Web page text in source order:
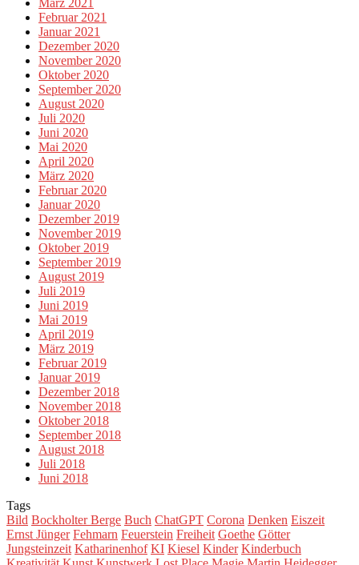
Februar 2021
Januar 2021
Dezember 2020
November 2020
Oktober 2020
September 2020
August 2020
Juli 2020
Juni 2020
Mai 2020
April 2020
März 2020
Februar 2020
Januar 2020
Dezember 2019
November 2019
Oktober 2019
September 2019
August 2019
Juli 2019
Juni 2019
Mai 2019
April 2019
März 2019
Februar 2019
Januar 2019
Dezember 2018
November 2018
Oktober 2018
September 2018
August 2018
Juli 2018
Juni 2018
Tags
Bild Bockholter Berge Buch ChatGPT Corona Denken Eiszeit
Ernst Jünger Fehmarn Feuerstein Freiheit Goethe Götter
Jungsteinzeit Katharinenhof KI Kiesel Kinder Kinderbuch